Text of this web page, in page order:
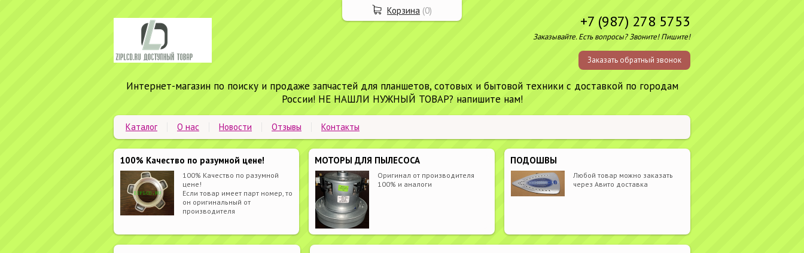
+7 (987) 278 5753
Заказывайте. Есть вопросы? Звоните! Пишите!
Заказать обратный звонок
Интернет-магазин по поиску и продаже запчастей для планшетов, сотовых и бытовой техники с доставкой по городам
России! НЕ НАШЛИ НУЖНЫЙ ТОВАР? напишите нам!
Каталог О нас Новости Отзывы Контакты
100% Качество по разумной цене!
100% Качество по разумной
цене!
Если товар имеет парт номер, то
он оригинальный от
производителя
МОТОРЫ ДЛЯ ПЫЛЕСОСА
Оригинал от производителя
100% и аналоги
ПОДОШВЫ
Любой товар можно заказать
через Авито доставка
Корзина (0)